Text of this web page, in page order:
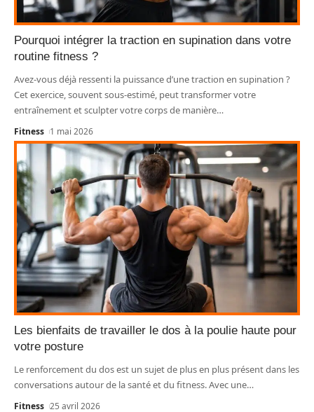
Pourquoi intégrer la traction en supination dans votre
routine fitness ?
Avez-vous déjà ressenti la puissance d’une traction en supination ?
Cet exercice, souvent sous-estimé, peut transformer votre
entraînement et sculpter votre corps de manière…
Fitness 1 mai 2026
Les bienfaits de travailler le dos à la poulie haute pour
votre posture
Le renforcement du dos est un sujet de plus en plus présent dans les
conversations autour de la santé et du fitness. Avec une…
Fitness 25 avril 2026